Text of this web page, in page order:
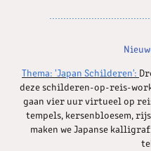
Thema: 'Japan Schilderen':
deze schilderen-op-reis-
gaan vier uur virtueel op
tempels, kersenbloesem,
maken we Japanse